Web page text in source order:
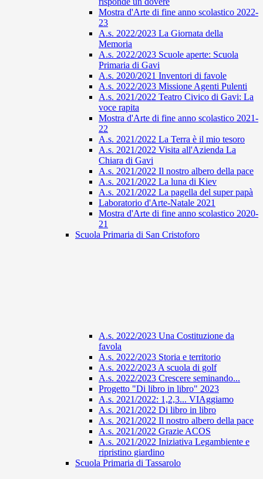
Mostra d'Arte di fine anno scolastico 2022-
23
A.s. 2022/2023 La Giornata della
Memoria
A.s. 2022/2023 Scuole aperte: Scuola
Primaria di Gavi
A.s. 2020/2021 Inventori di favole
A.s. 2022/2023 Missione Agenti Pulenti
A.s. 2021/2022 Teatro Civico di Gavi: La
voce rapita
Mostra d'Arte di fine anno scolastico 2021-
22
A.s. 2021/2022 La Terra è il mio tesoro
A.s. 2021/2022 Visita all'Azienda La
Chiara di Gavi
A.s. 2021/2022 Il nostro albero della pace
A.s. 2021/2022 La luna di Kiev
A.s. 2021/2022 La pagella del super papà
Laboratorio d'Arte-Natale 2021
Mostra d'Arte di fine anno scolastico 2020-
21
Scuola Primaria di San Cristoforo
A.s. 2022/2023 Una Costituzione da
favola
A.s. 2022/2023 Storia e territorio
A.s. 2022/2023 A scuola di golf
A.s. 2022/2023 Crescere seminando...
Progetto "Di libro in libro" 2023
A.s. 2021/2022: 1,2,3... VIAggiamo
A.s. 2021/2022 Di libro in libro
A.s. 2021/2022 Il nostro albero della pace
A.s. 2021/2022 Grazie ACOS
A.s. 2021/2022 Iniziativa Legambiente e
ripristino giardino
Scuola Primaria di Tassarolo